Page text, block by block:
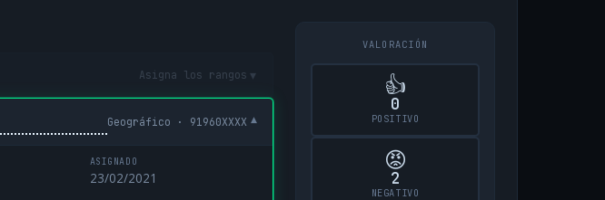
Asigna los rangos ▾
Geográfico · 91960XXXX ▾
ASIGNADO
23/02/2021
VALORACIÓN
👍
0
POSITIVO
😡
2
NEGATIVO